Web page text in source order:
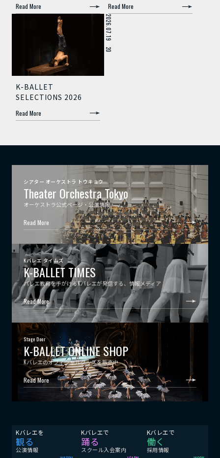
Read More Read More
2026.07.19～20
K-BALLET
SELECTIONS 2026
Read More
シアター オーケストラ トウキョウ
Theater Orchestra Tokyo
オーケストラ公式ページ・公演情報
Read More
Kバレエ タイムズ
K-BALLET TIMES
バレエ教育を手がけるKバレエが発信する、情報メディア
Read More
Stage Door
K-BALLET ONLINE SHOP
Kバレエのオフィシャルグッズを販売中
Read More
Kバレエを
観る
公演情報
Kバレエで
踊る
スクール入会案内
Kバレエで
働く
採用情報